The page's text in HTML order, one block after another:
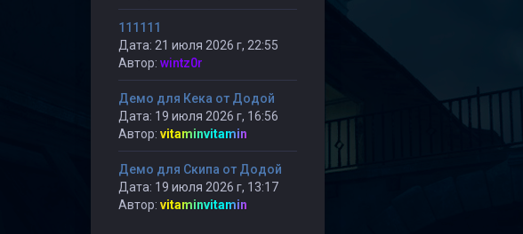
111111
Дата: 21 июля 2026 г, 22:55
Автор: wintz0r
Демо для Кека от Додой
Дата: 19 июля 2026 г, 16:56
Автор: vitaminvitamin
Демо для Скипа от Додой
Дата: 19 июля 2026 г, 13:17
Автор: vitaminvitamin